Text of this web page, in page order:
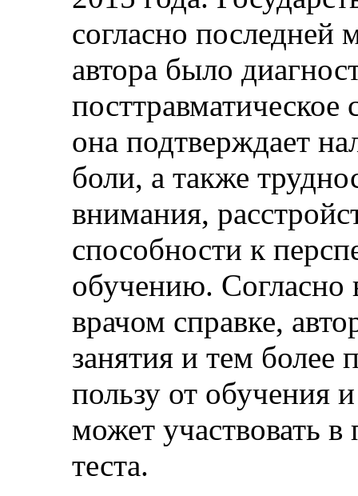
согласно последней
автора было
посттравматическое
она подтверждает
боли, а также
внимания,
способности к
обучению.
врачом справке,
занятия и тем более
пользу от обучения
может участвовать
теста.